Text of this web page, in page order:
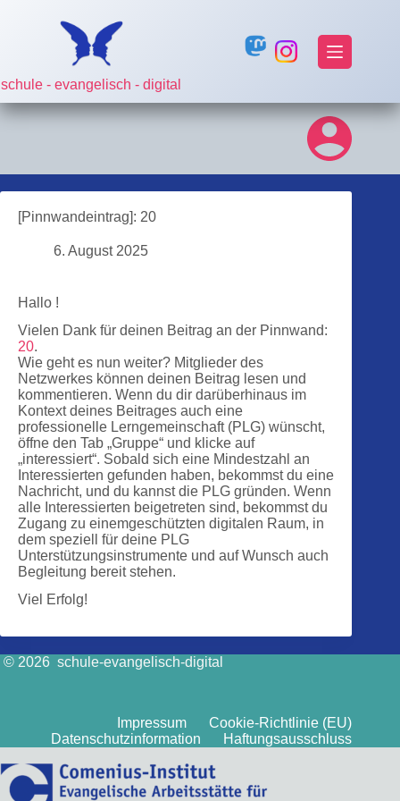
schule - evangelisch - digital
[Pinnwandeintrag]: 20
6. August 2025
Hallo !
Vielen Dank für deinen Beitrag an der Pinnwand:
20.
Wie geht es nun weiter? Mitglieder des
Netzwerkes können deinen Beitrag lesen und
kommentieren. Wenn du dir darüberhinaus im
Kontext deines Beitrages auch eine
professionelle Lerngemeinschaft (PLG) wünscht,
öffne den Tab „Gruppe“ und klicke auf
„interessiert“. Sobald sich eine Mindestzahl an
Interessierten gefunden haben, bekommst du eine
Nachricht, und du kannst die PLG gründen. Wenn
alle Interessierten beigetreten sind, bekommst du
Zugang zu einemgeschützten digitalen Raum, in
dem speziell für deine PLG
Unterstützungsinstrumente und auf Wunsch auch
Begleitung bereit stehen.
Viel Erfolg!
© 2026 schule-evangelisch-digital
Impressum
Cookie-Richtlinie (EU)
Datenschutzinformation
Haftungsausschluss